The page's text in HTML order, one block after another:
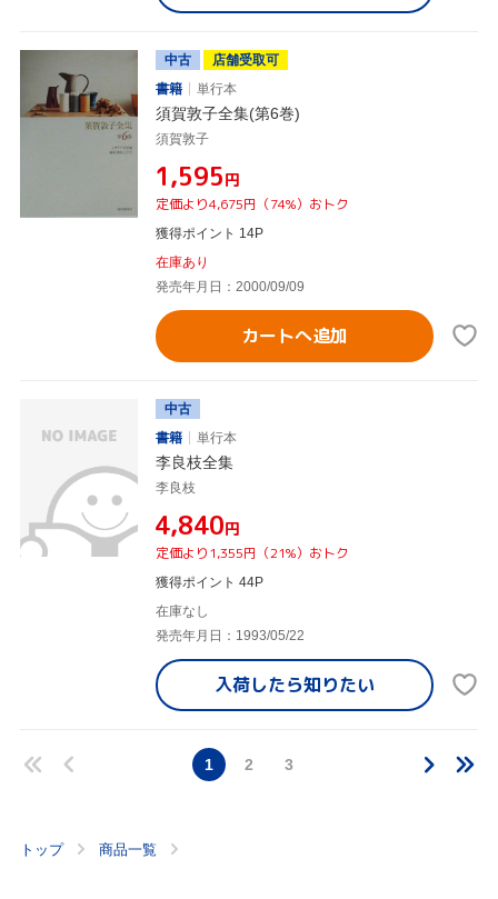
中古
店舗受取可
書籍
単行本
須賀敦子全集(第6巻)
須賀敦子
¥1,595円
定価より4,675円（74%）おトク
獲得ポイント 14P
在庫あり
発売年月日：2000/09/09
カートへ追加
中古
書籍
単行本
李良枝全集
李良枝
¥4,840円
定価より1,355円（21%）おトク
獲得ポイント 44P
在庫なし
発売年月日：1993/05/22
入荷したら知りたい
1 2 3
トップ 商品一覧